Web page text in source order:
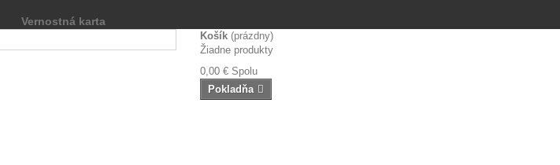
Vernostná karta
Košík (prázdny)
Žiadne produkty
0,00 € Spolu
Pokladňa